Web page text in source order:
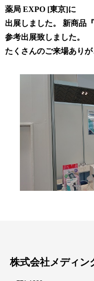
お問
薬局 EXPO [東京]に
出展しました。 新商品
参考出展致しました。
たくさんのご来場ありが
株式会社メディン